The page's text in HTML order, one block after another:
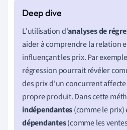
L'utilisation d'analyses de
aider à comprendre la relation
influençant les prix. Par
régression pourrait révéler
des prix d'un concurrent
propre produit. Dans cette
indépendantes(comme le prix)
dépendantes(comme les